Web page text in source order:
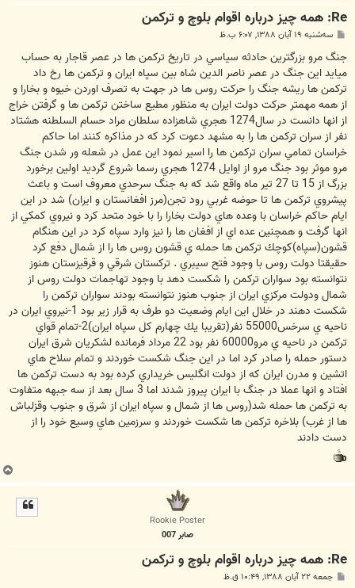
Re: همه چيز درباره اقوام بلوچ و تركمن
پ
ت
سه‌شنبه ۱۹ آبان ۱۳۸۸, ۶:۰۷ ب.ظ
جنگ مرو بزرگترين حادثه سياسي در تاريخ تركمن ها در عصر قاجار به حساب
ميايد اين جنگ در عصر ناصر الدين شاه بين سپاه ايران و تركمن ها رخ داد
تركمن ها ريشه جنگ را حركت روس ها در جهت به تصرف اوردن خيوه و بخارا و
از همه مهمتر حركت دولت ايران به منظور مطيع ساختن تركمن ها و گرفتن خراج
از انها دانست در سال1274 هجري شاهزاده سلطان مراد حسام السلطنه هشتاد
نفر از سران تركمن ها را به مشهد دعوت كرد كه در مذاكره كنند اما حاكم
خراسان تمامي سران تركمن ها را اسير نمود اين عمل در شعله ور شدن جنگ
مرو موثر بود جنگ مرو از اوايل 1274 هجري رسما شروع گرديد اولين برخورد
بزرگ از 15 تا 27 تير ماه واقع شد كه به جنگ سرحدي معروف است و باعث
پيشروي تركمن ها تا حوضه غربي رود تجن(مرز افغانستان و ايران) شد در اين
ايام حاكم خراسان با وعده هاي دولت بخارا را با خود متحد كرد و نيروي كمكي از
انها گرفت و همچنين عده اي از افغان ها را نيز وارد سپاه كرد در اين هنگام
قشون(سپاه)كوچك تركمن ها حمله ي قشون روس ها را از شمال دفع كرد
حقيقتا دولت روس با وجود فتح سيبري . تركستان شرقي و قرقيزستان هنوز
نتوانسته بود سواران تركمن را شكست دهد با وجود تهاجمات دولت روس از
شمال ودولت مركزي ايران از جنوب هنوز نتوانسته بودند سواران تركمن را
شكست دهند در خلال اين ايام وضعيت دو طرف به قرار زير بود 1-نيروي ايران در
ناحيه ي سرخس55000 نفر(تقريبا يك چهارم كل سپاه ايران)2-تمام قواي
تركمن در ناحيه ي مرو60000 نفر بود 22 مرداد فرمانده لشكريان شرق ايران
دستور حمله را صادر كرد اما در اين جنگ شكست خوردند و تمام سلاح هاي
اتشين و مدرن ايران كه از دولت انگليس خريداري كرده بود به دست تركمن ها
افتاد و انها عملا در جنگ با ايران پيروز شدند اما 3 سال بعد از سه جبهه متفاوت
به تركمن ها حمله شد(روس ها از شمال و سپاه ايران از شرق و جنوب وقزلباش
ها از غرب) بلاخره تركمن ها شكست خوردند و سرزمين هاي وسيع خود را از
دست دادند
ب
ا
Rookie Poster
صابر 007
Re: همه چيز درباره اقوام بلوچ و تركمن
پ جمعه ۲۲ آبان ۱۳۸۸, ۱۰:۴۹ ق.ظ